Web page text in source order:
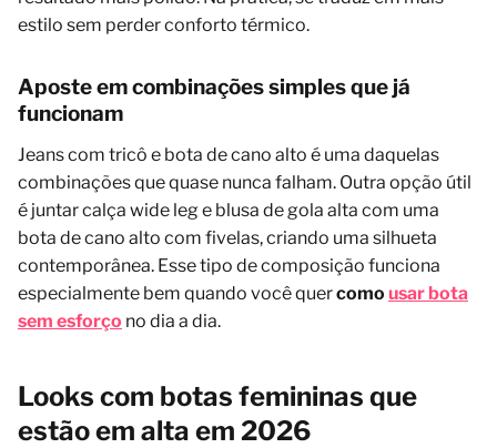
estilo sem perder conforto térmico.
Aposte em combinações simples que já
funcionam
Jeans com tricô e bota de cano alto é uma daquelas
combinações que quase nunca falham. Outra opção útil
é juntar calça wide leg e blusa de gola alta com uma
bota de cano alto com fivelas, criando uma silhueta
contemporânea. Esse tipo de composição funciona
especialmente bem quando você quercomo usar bota
sem esforço no dia a dia.
Looks com botas femininas que
estão em alta em 2026